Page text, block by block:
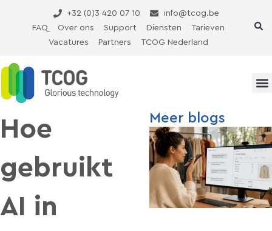
+32 (0)3 420 07 10
info@tcog.be
FAQ
Over ons Support Diensten
Tarieven
Vacatures
Partners TCOG Nederland
Hoe
gebruikt
AI in
Meer blogs